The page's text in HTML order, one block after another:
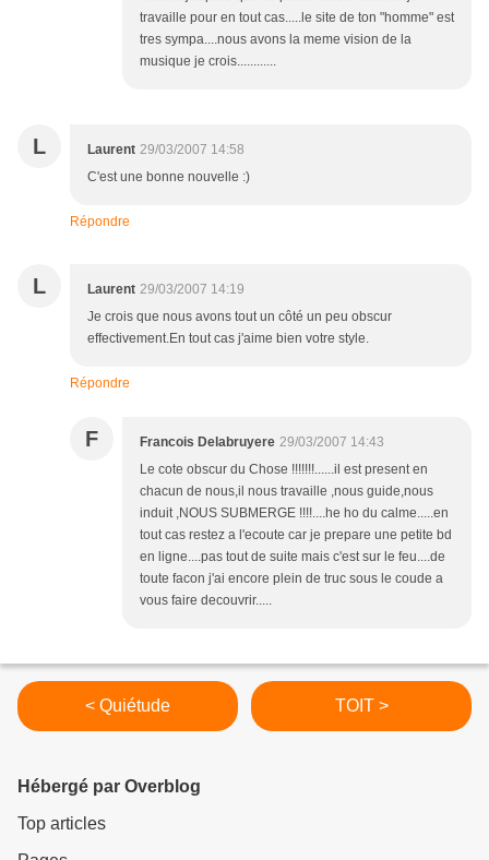
travaille pour en tout cas.....le site de ton "homme" est
tres sympa....nous avons la meme vision de la
musique je crois............
L Laurent 29/03/2007 14:58
C'est une bonne nouvelle :)
Répondre
L Laurent 29/03/2007 14:19
Je crois que nous avons tout un côté un peu obscur
effectivement.En tout cas j'aime bien votre style.
Répondre
F Francois Delabruyere 29/03/2007 14:43
Le cote obscur du Chose !!!!!!!......il est present en
chacun de nous,il nous travaille ,nous guide,nous
induit ,NOUS SUBMERGE !!!!....he ho du calme.....en
tout cas restez a l'ecoute car je prepare une petite bd
en ligne....pas tout de suite mais c'est sur le feu....de
toute facon j'ai encore plein de truc sous le coude a
vous faire decouvrir.....
< Quiétude TOIT >
Hébergé par Overblog
Top articles